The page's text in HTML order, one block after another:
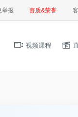
举报 资质&荣誉
视频课程